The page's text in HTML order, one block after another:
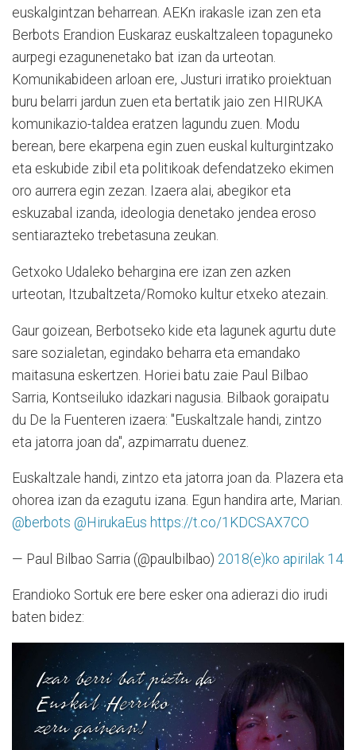
euskalgintzan beharrean. AEKn irakasle izan zen eta
Berbots Erandion Euskaraz euskaltzaleen topaguneko
aurpegi ezagunenetako bat izan da urteotan.
Komunikabideen arloan ere, Justuri irratiko proiektuan
buru belarri jardun zuen eta bertatik jaio zen HIRUKA
komunikazio-taldea eratzen lagundu zuen. Modu
berean, bere ekarpena egin zuen euskal kulturgintzako
eta eskubide zibil eta politikoak defendatzeko ekimen
oro aurrera egin zezan. Izaera alai, abegikor eta
eskuzabal izanda, ideologia denetako jendea eroso
sentiarazteko trebetasuna zeukan.
Getxoko Udaleko behargina ere izan zen azken
urteotan, Itzubaltzeta/Romoko kultur etxeko atezain.
Gaur goizean, Berbotseko kide eta lagunek agurtu dute
sare sozialetan, egindako beharra eta emandako
maitasuna eskertzen. Horiei batu zaie Paul Bilbao
Sarria, Kontseiluko idazkari nagusia. Bilbaok goraipatu
du De la Fuenteren izaera: "Euskaltzale handi, zintzo
eta jatorra joan da", azpimarratu duenez.
Euskaltzale handi, zintzo eta jatorra joan da. Plazera eta
ohorea izan da ezagutu izana. Egun handira arte, Marian.
@berbots @HirukaEus https://t.co/1KDCSAX7CO
— Paul Bilbao Sarria (@paulbilbao) 2018(e)ko apirilak 14
Erandioko Sortuk ere bere esker ona adierazi dio irudi
baten bidez: